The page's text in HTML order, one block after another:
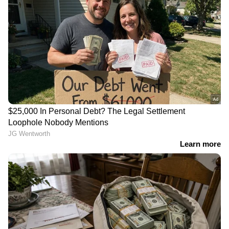
എയർ ഇന്ത്യ വിമാനം
ആകാശച്ചുഴിയിൽപെട്ട
സംഭവം: ഡിജിസിഎക്ക്
പരാതി നൽകി
യാത്രക്കാരൻ; സമഗ്ര
അന്വേഷണം വേണമെന്ന്
ആവശ്യം
യഥാർത്ഥ നെയ്യുടെ
മണവും രുചിയും: വ്യാജ
നാടൻ നെയ്യ് നിർമാണ
സംഘം പിടിയിൽ;
രാസപദാർത്ഥങ്ങൾ
സൂറത്ത് പൊലീസ്
നീറ്റ് ചോദ്യപ്പേപ്പർ ചോർച്ച:
പണത്തിനായി ചോദ്യം
വിറ്റത് എൻടിഎയിലെ
വിഷയ വിദഗ്ദ്ധരെന്ന്
വേർപിരിയുന്നില്ല;
വിജയ്‍യിൽ നിന്ന്
വിവാഹമോചനം വേണ്ടെന്ന്
സംഗീത, ഹർജി